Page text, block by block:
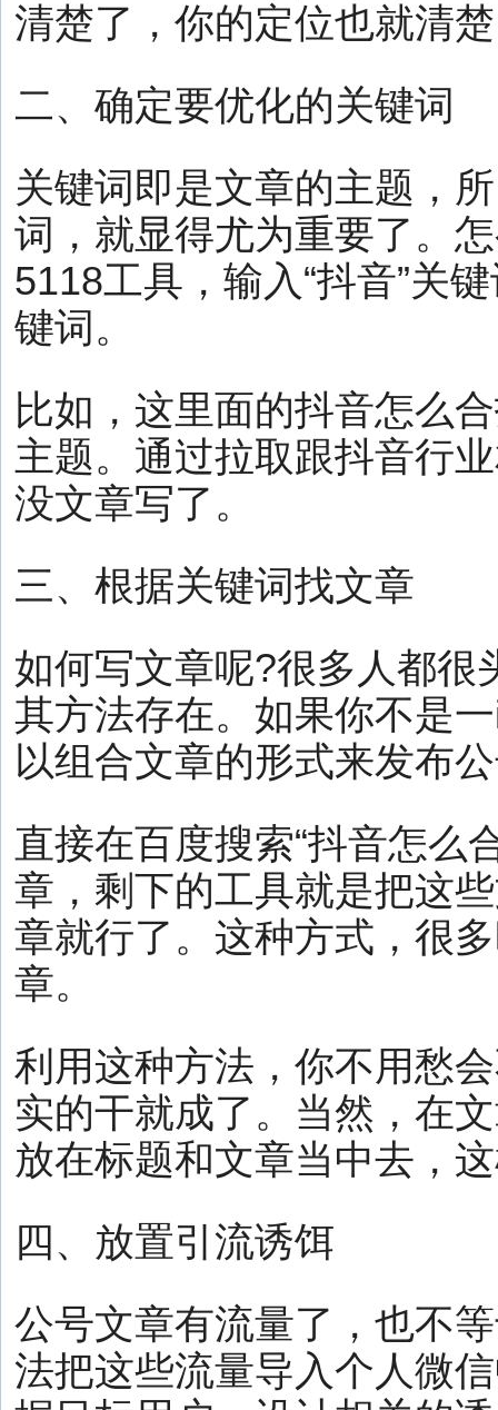
清楚了，你的定位也就清
二、确定要优化的关键词
关键词即是文章的主题，
词，就显得尤为重要了。
5118工具，输入“抖音”关
键词。
比如，这里面的抖音怎么
主题。通过拉取跟抖音行
没文章写了。
三、根据关键词找文章
如何写文章呢?很多人都很
其方法存在。如果你不是
以组合文章的形式来发布
直接在百度搜索“抖音怎么
章，剩下的工具就是把这
章就行了。这种方式，很
章。
利用这种方法，你不用愁
实的干就成了。当然，在
放在标题和文章当中去，
四、放置引流诱饵
公号文章有流量了，也不
法把这些流量导入个人微